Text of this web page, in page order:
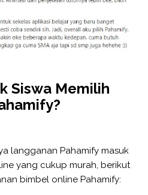
Siswa Memilih
langganan Pahamify masuk
yang cukup murah, berikut
bimbel online Pahamify: